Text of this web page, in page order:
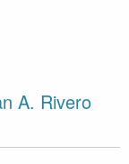
A. Rivero